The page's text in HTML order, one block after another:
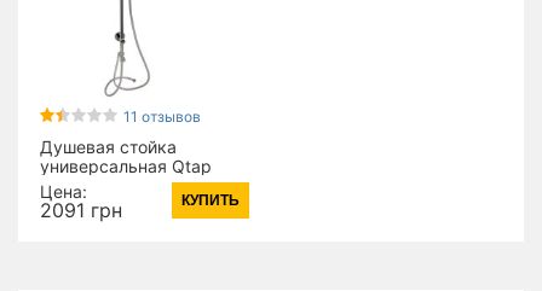
11 отзывов
Душевая стойка
универсальная Qtap
Plava на два
потребителя 1015 мм
прямоугольная
Цена:
2091 грн КУПИТЬ